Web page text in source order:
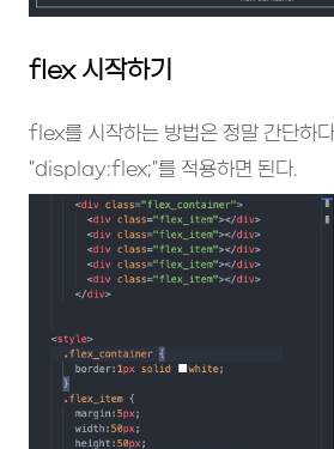
flex 시작하기
flex를 시작하는 방법은 정말 간단
"display:flex;"를 적용하면 된다.